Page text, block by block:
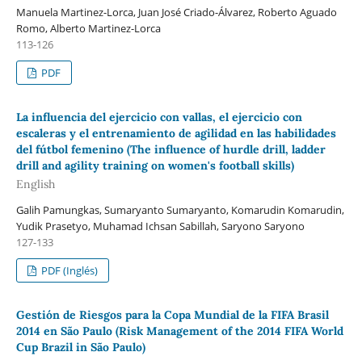
Manuela Martinez-Lorca, Juan José Criado-Álvarez, Roberto Aguado
Romo, Alberto Martinez-Lorca
113-126
PDF
La influencia del ejercicio con vallas, el ejercicio con
escaleras y el entrenamiento de agilidad en las habilidades
del fútbol femenino (The influence of hurdle drill, ladder
drill and agility training on women's football skills)
English
Galih Pamungkas, Sumaryanto Sumaryanto, Komarudin Komarudin,
Yudik Prasetyo, Muhamad Ichsan Sabillah, Saryono Saryono
127-133
PDF (Inglés)
Gestión de Riesgos para la Copa Mundial de la FIFA Brasil
2014 en São Paulo (Risk Management of the 2014 FIFA World
Cup Brazil in São Paulo)